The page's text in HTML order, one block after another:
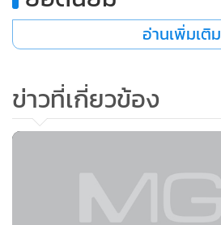
อ่านเพิ่มเติม
ข่าวที่เกี่ยวข้อง